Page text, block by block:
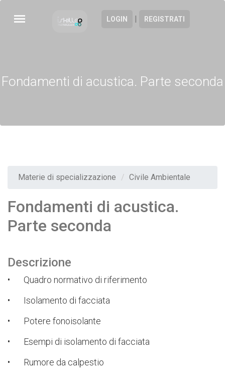
LOGIN | REGISTRATI
Fondamenti di acustica. Parte seconda
Materie di specializzazione Civile Ambientale
Fondamenti di acustica.
Parte seconda
Descrizione
•
Quadro normativo di riferimento
•
Isolamento di facciata
•
Potere fonoisolante
•
Esempi di isolamento di facciata
•
Rumore da calpestio